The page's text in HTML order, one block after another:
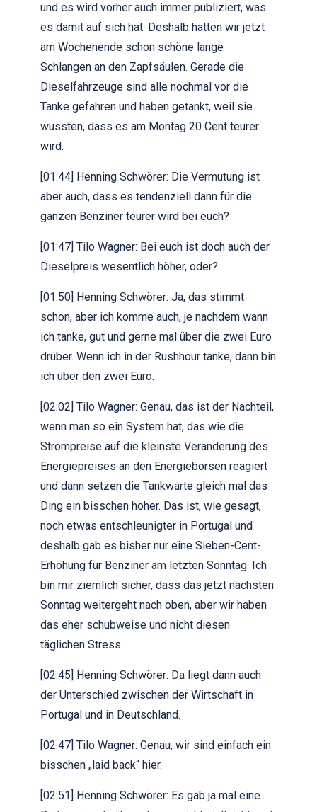
und es wird vorher auch immer publiziert, was
es damit auf sich hat. Deshalb hatten wir jetzt
am Wochenende schon schöne lange
Schlangen an den Zapfsäulen. Gerade die
Dieselfahrzeuge sind alle nochmal vor die
Tanke gefahren und haben getankt, weil sie
wussten, dass es am Montag 20 Cent teurer
wird.
[01:44] Henning Schwörer: Die Vermutung ist
aber auch, dass es tendenziell dann für die
ganzen Benziner teurer wird bei euch?
[01:47] Tilo Wagner: Bei euch ist doch auch der
Dieselpreis wesentlich höher, oder?
[01:50] Henning Schwörer: Ja, das stimmt
schon, aber ich komme auch, je nachdem wann
ich tanke, gut und gerne mal über die zwei Euro
drüber. Wenn ich in der Rushhour tanke, dann bin
ich über den zwei Euro.
[02:02] Tilo Wagner: Genau, das ist der Nachteil,
wenn man so ein System hat, das wie die
Strompreise auf die kleinste Veränderung des
Energiepreises an den Energiebörsen reagiert
und dann setzen die Tankwarte gleich mal das
Ding ein bisschen höher. Das ist, wie gesagt,
noch etwas entschleunigter in Portugal und
deshalb gab es bisher nur eine Sieben-Cent-
Erhöhung für Benziner am letzten Sonntag. Ich
bin mir ziemlich sicher, dass das jetzt nächsten
Sonntag weitergeht nach oben, aber wir haben
das eher schubweise und nicht diesen
täglichen Stress.
[02:45] Henning Schwörer: Da liegt dann auch
der Unterschied zwischen der Wirtschaft in
Portugal und in Deutschland.
[02:47] Tilo Wagner: Genau, wir sind einfach ein
bisschen „laid back“ hier.
[02:51] Henning Schwörer: Es gab ja mal eine